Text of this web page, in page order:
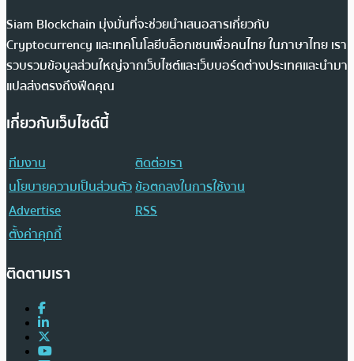
Siam Blockchain มุ่งมั่นที่จะช่วยนำเสนอสารเกี่ยวกับ
Cryptocurrency และเทคโนโลยีบล็อกเชนเพื่อคนไทย ในภาษาไทย เรา
รวบรวมข้อมูลส่วนใหญ่จากเว็บไซต์และเว็บบอร์ดต่างประเทศและนำมา
แปลส่งตรงถึงฟีดคุณ
เกี่ยวกับเว็บไซต์นี้
ทีมงาน
ติดต่อเรา
นโยบายความเป็นส่วนตัวข้อตกลงในการใช้งาน
Advertise
RSS
ตั้งค่าคุกกี้
ติดตามเรา